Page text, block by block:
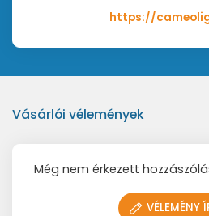
https://
Vásárlói vélemények
Még nem érkezett
VÉLEMÉNY